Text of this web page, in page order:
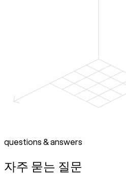
questions & answers
자주 묻는 질문